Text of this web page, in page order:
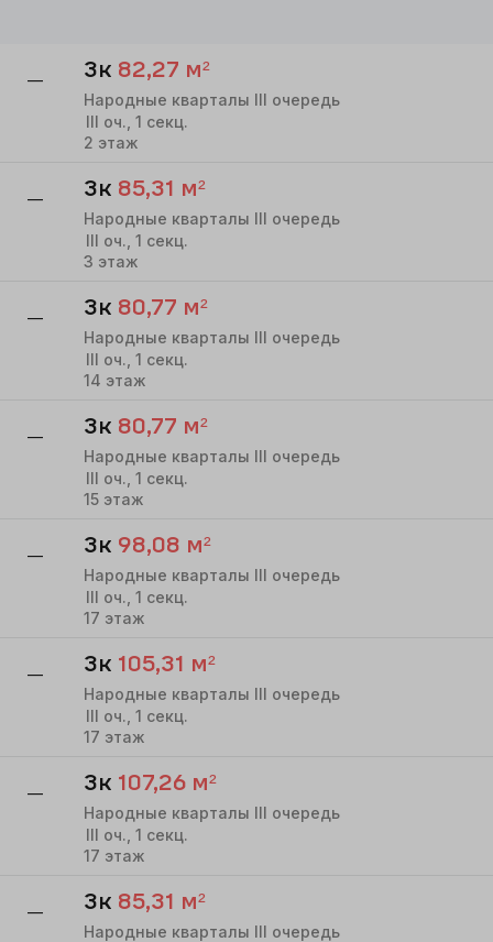
— 3к 82,27 м²
Народные кварталы III очередь
III оч., 1 секц.
2 этаж
— 3к 85,31 м²
Народные кварталы III очередь
III оч., 1 секц.
3 этаж
— 3к 80,77 м²
Народные кварталы III очередь
III оч., 1 секц.
14 этаж
— 3к 80,77 м²
Народные кварталы III очередь
III оч., 1 секц.
15 этаж
— 3к 98,08 м²
Народные кварталы III очередь
III оч., 1 секц.
17 этаж
— 3к 105,31 м²
Народные кварталы III очередь
III оч., 1 секц.
17 этаж
— 3к 107,26 м²
Народные кварталы III очередь
III оч., 1 секц.
17 этаж
— 3к 85,31 м²
Народные кварталы III очередь